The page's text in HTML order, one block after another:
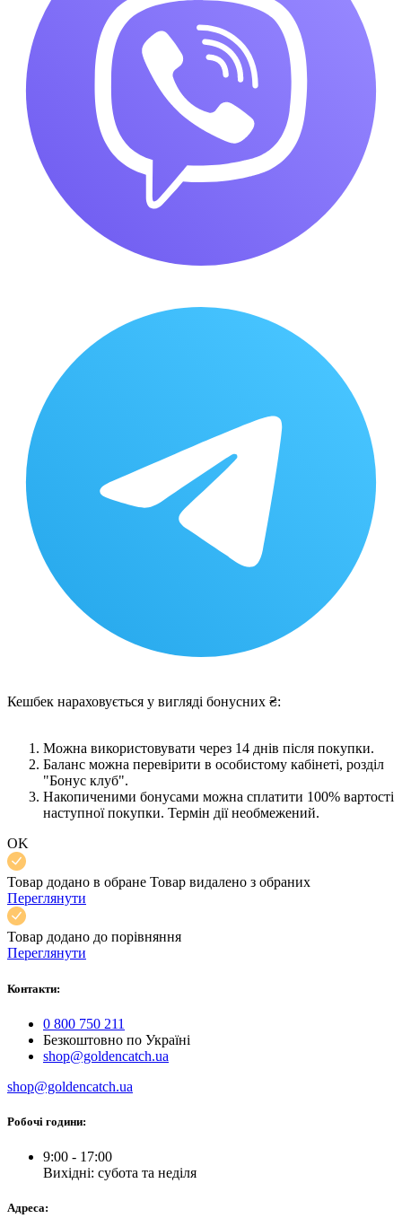
Кешбек нараховується у вигляді бонусних ₴:
Можна використовувати через 14 днів після покупки.
Баланс можна перевірити в особистому кабінеті, розділ
"Бонус клуб".
Накопиченими бонусами можна сплатити 100% вартості
наступної покупки. Термін дії необмежений.
OK
Товар додано в обране Товар видалено з обраних
Переглянути
Товар додано до порівняння
Переглянути
Контакти:
0 800 750 211
Безкоштовно по Україні
shop@goldencatch.ua
shop@goldencatch.ua
Робочі години:
9:00 - 17:00
Вихідні: субота та неділя
Адреса: